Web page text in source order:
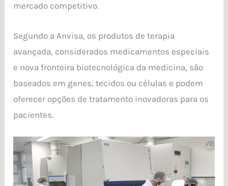
mercado competitivo.
Segundo a Anvisa, os produtos de terapia
avançada, considerados medicamentos especiais
e nova fronteira biotecnológica da medicina, são
baseados em genes, tecidos ou células e podem
oferecer opções de tratamento inovadoras para os
pacientes.